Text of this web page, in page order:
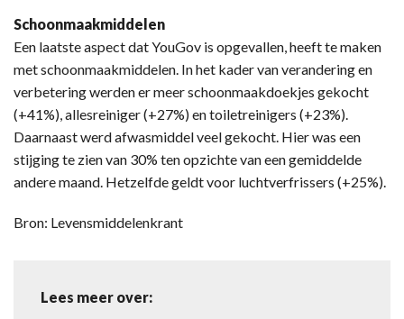
Schoonmaakmiddelen
Een laatste aspect dat YouGov is opgevallen, heeft te maken
met schoonmaakmiddelen. In het kader van verandering en
verbetering werden er meer schoonmaakdoekjes gekocht
(+41%), allesreiniger (+27%) en toiletreinigers (+23%).
Daarnaast werd afwasmiddel veel gekocht. Hier was een
stijging te zien van 30% ten opzichte van een gemiddelde
andere maand. Hetzelfde geldt voor luchtverfrissers (+25%).
Bron: Levensmiddelenkrant
Lees meer over: